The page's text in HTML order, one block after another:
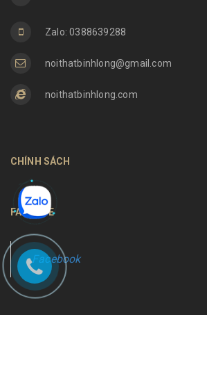
Zalo: 0388639288
noithatbinhlong@gmail.com
noithatbinhlong.com
CHÍNH SÁCH
FANPAGE
Facebook